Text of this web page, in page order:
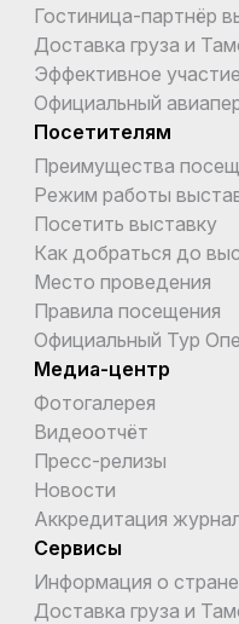
Гостиница-партнёр
Доставка груза и
Эффективное
Официальный
Посетителям
Преимущества
Режим работы
Посетить выставку
Как добраться до
Место проведения
Правила посещения
Официальный Тур
Медиа-центр
Фотогалерея
Видеоотчёт
Пресс-релизы
Новости
Аккредитация
Сервисы
Информация о стране
Доставка груза и